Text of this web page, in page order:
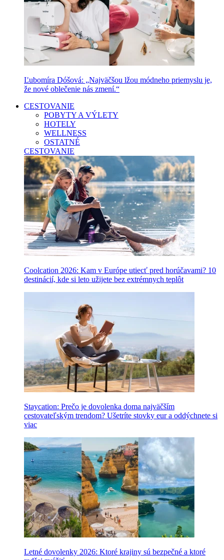
Ľubomíra Dóšová: „Najväčšou lžou módneho priemyslu je,
že nové oblečenie nás zmení.“
CESTOVANIE
POBYTY A VÝLETY
HOTELY
WELLNESS
OSTATNÉ
CESTOVANIE
Coolcation 2026: Kam v Európe utiecť pred horúčavami? 10
destinácií, kde si leto užijete bez extrémnych teplôt
Staycation: Prečo je dovolenka doma najväčším
cestovateľským trendom? Ušetríte stovky eur a oddýchnete si
viac
Letné dovolenky 2026: Ktoré krajiny sú bezpečné a ktoré